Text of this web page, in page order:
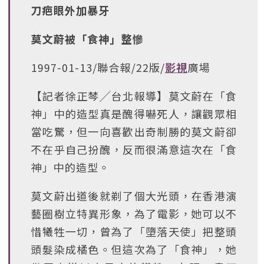
刀疤眼外加暴牙
莫文蔚被「食神」整慘
1997-01-13/聯合報/22版/影視廣場
【記者徐正棽╱台北報導】莫文蔚在「食
神」中的造型真是醜得嚇死人，讓觀眾相
當吃驚，但一向喜歡出奇制勝的莫文蔚卻
不在乎自己扮醜，反而很滿意這次在「食
神」中的造型。
莫文蔚出道後就剃了個大光頭，在香港演
藝圈樹立特異形象，為了電影，她可以不
惜犧牲一切，曾為了「墮落天使」把整頭
頭髮染成橘色。但這次為了「食神」，她